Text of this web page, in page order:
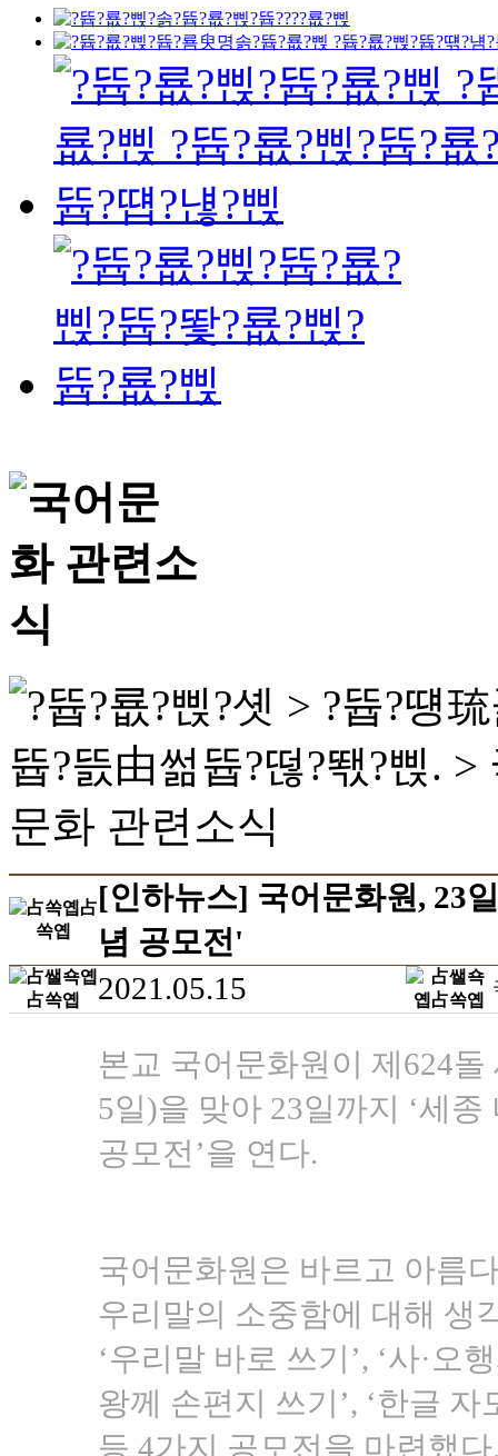
[인하뉴스] 국어문화원, 23
념 공모전'
2021.05.15
본교 국어문화원이 제624돌
5일)을 맞아 23일까지 ‘세
공모전’을 연다.
국어문화원은 바르고 아름
우리말의 소중함에 대해 생
‘우리말 바로 쓰기’, ‘사·오
왕께 손편지 쓰기’, ‘한글 자
등 4가지 공모전을 마련했